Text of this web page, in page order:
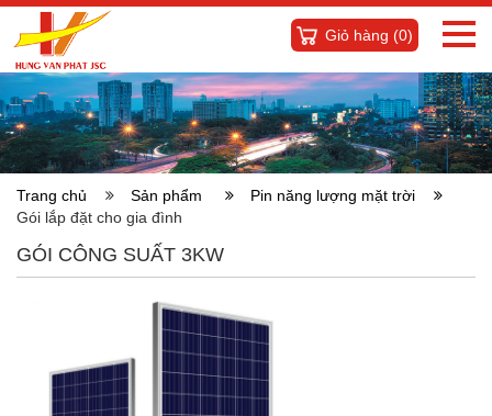
Giỏ hàng (0)
Trang chủ Sản phẩm
Pin năng lượng mặt trời
Gói lắp đặt cho gia đình
GÓI CÔNG SUẤT 3KW